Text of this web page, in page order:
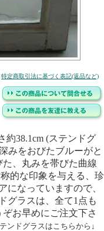
特定商取引法に基づく表記(返品など)
38.1cm (ステンドグ
みをおびたブルーがと
、丸みを帯びた曲線
的な印象を与える、珍
になっていますので、
グラスは、全て1点も
お早めにご注文下さ
ンドグラスはこちらから↓